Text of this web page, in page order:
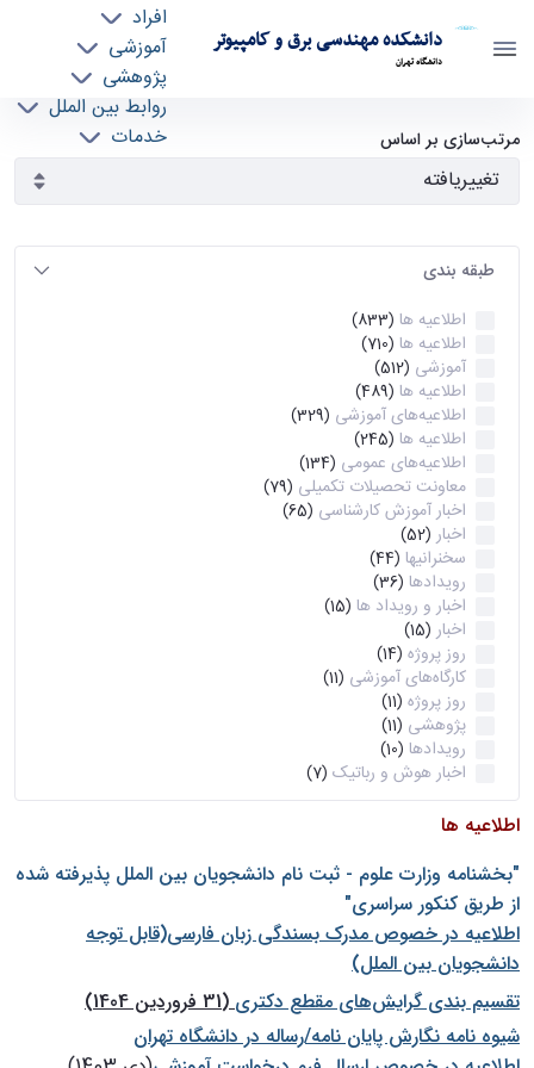
دانشکده مهندسی برق و کامپیوتر
دانشگاه تهران
افراد
آموزشی
پژوهشی
روابط بین الملل
خدمات
آرشیو اطلاعیه ها - ece- دانشکده مهندسی برق و
کامپیوتر
مرتب‌سازی بر اساس
طبقه بندی
اطلاعیه ها (833)
اطلاعیه ها (710)
آموزشی (512)
اطلاعیه ها (489)
اطلاعیه‌های‌ آموزشی (329)
اطلاعیه ها (245)
اطلاعیه‌های عمومی (134)
معاونت تحصیلات تکمیلی (79)
اخبار آموزش کارشناسی (65)
اخبار (52)
سخنرانیها (44)
رویدادها (36)
اخبار و رویداد ها (15)
اخبار (15)
روز پروژه (14)
کارگاه‌های آموزشی (11)
روز پروژه (11)
پژوهشی (11)
رویدادها (10)
اخبار هوش و رباتیک (7)
اطلاعیه ها
"بخشنامه وزارت علوم - ثبت نام دانشجويان بين الملل پذيرفته شده
از طريق كنكور سراسری"
اطلاعیه در خصوص مدرک بسندگی زبان فارسی(قابل توجه
دانشجویان بین الملل)
تقسیم بندی گرایش‌های مقطع دکتری(31 فروردین 1404)
شيوه نامه نگارش پايان نامه/رساله در دانشگاه تهران